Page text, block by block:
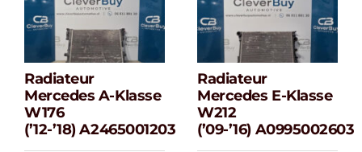
Radiateur
Mercedes A-
klasse W176
(’12-’18) A2465001203
Radiateur
Mercedes A-Klasse
W176
(’12-’18) A2465001203
Radiateur
Mercedes E-
klasse W212
(’09-’16)
Radiateur
Mercedes E-Klasse
W212
(’09-’16) A0995002603